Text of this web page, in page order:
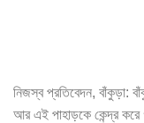
নিজস্ব প্রতিবেদন, বাঁকুড়া:
আর এই পাহাড়কে কেন্দ্র করে